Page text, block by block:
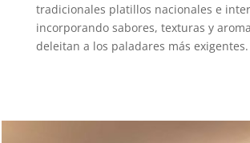
tradicionales platillos nacionales e
incorporando sabores, texturas y
deleitan a los paladares más exigentes.